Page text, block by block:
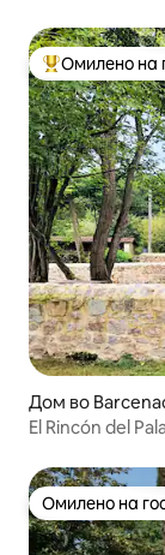
МеѓуОмилено на
Дом во
El Rincón del
Омилено на
Омилено на